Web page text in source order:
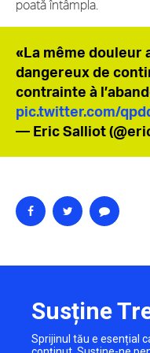
poată întâmpla.
«La même douleur
dangereux de
contrainte à
pic.twitter.com/
— Eric Salliot
Susține
Sprijinul tău e esențial